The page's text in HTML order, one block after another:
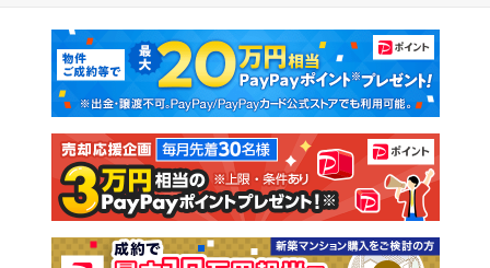
新築マンション 中古マンション
新築一戸建て 中古一戸建て
注文住宅 土地
売却査定
マンションカタログ 教えて！住まいの先生